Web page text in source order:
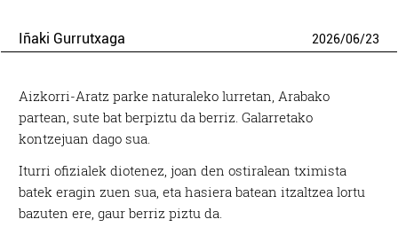
Iñaki Gurrutxaga 2026/06/23
Aizkorri-Aratz parke naturaleko lurretan, Arabako
partean, sute bat berpiztu da berriz. Galarretako
kontzejuan dago sua.
Iturri ofizialek diotenez, joan den ostiralean tximista
batek eragin zuen sua, eta hasiera batean itzaltzea lortu
bazuten ere, gaur berriz piztu da.